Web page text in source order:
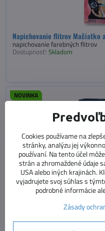
Napichovanie flitrov Mačiatko
napichovanie farebných flitrov
Dostupnosť: Skladom
Napichovanie flitrov Vlk
NOVINKA
napichovanie farebných flitrov
Skladom
Cookies používame na
stránky, analýzu jej
používaní. Na tento účel
strán a zhromaždené údaje
USA alebo iných krajinách.
vyjadrujete svoj súhlas s
podrobné informácie
Zásady